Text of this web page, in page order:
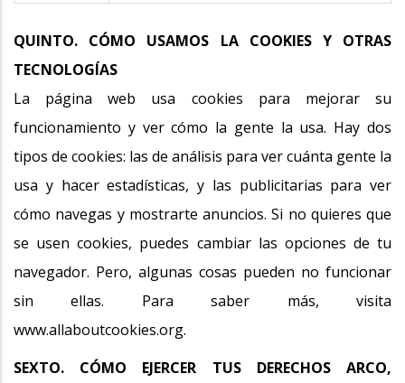
QUINTO. CÓMO USAMOS LA COOKIES Y OTRAS
TECNOLOGÍAS
La página web usa cookies para mejorar su
funcionamiento y ver cómo la gente la usa. Hay dos
tipos de cookies: las de análisis para ver cuánta gente la
usa y hacer estadísticas, y las publicitarias para ver
cómo navegas y mostrarte anuncios. Si no quieres que
se usen cookies, puedes cambiar las opciones de tu
navegador. Pero, algunas cosas pueden no funcionar
sin ellas. Para saber más, visita
www.allaboutcookies.org.
SEXTO. CÓMO EJERCER TUS DERECHOS ARCO,